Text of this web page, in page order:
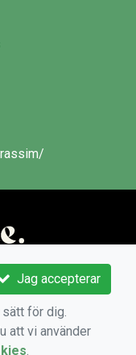
Jag accepterar
för dig.
att vi använder
.